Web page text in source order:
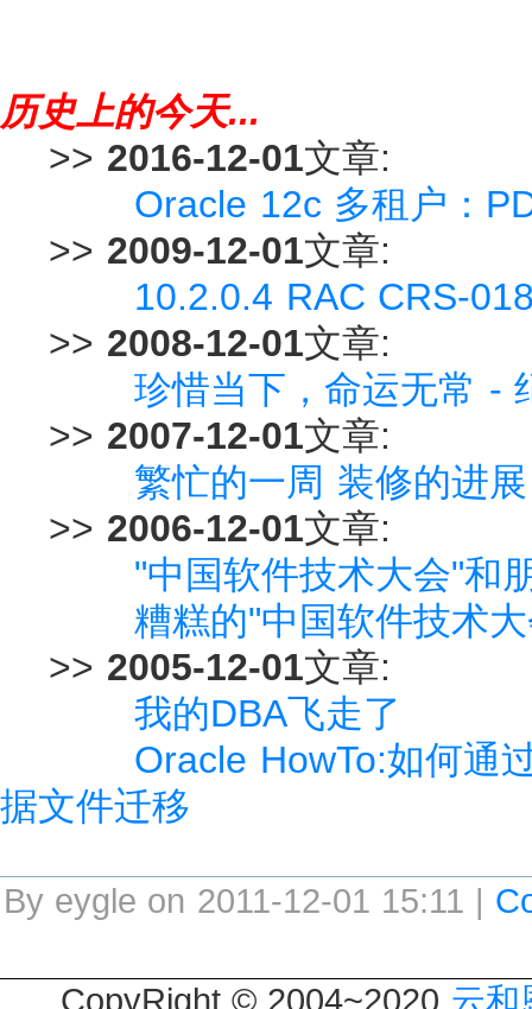
历史上的今天...
>> 2016-12-01文章:
Oracle 12c 多租户：
>> 2009-12-01文章:
10.2.0.4 RAC CRS-
>> 2008-12-01文章:
珍惜当下，命运无常 -
>> 2007-12-01文章:
繁忙的一周 装修的进展
>> 2006-12-01文章:
"中国软件技术大会"和
糟糕的"中国软件技术
>> 2005-12-01文章:
我的DBA飞走了
Oracle HowTo:如何通
据文件迁移
By eygle on 2011-12-01 15:11 |
CopyRight © 2004~2020 云和